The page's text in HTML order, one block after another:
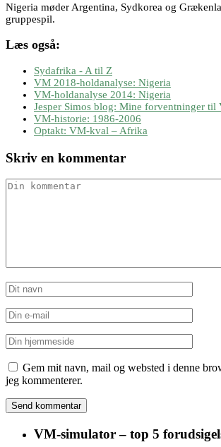
Nigeria møder Argentina, Sydkorea og
gruppespil.
Læs også:
Sydafrika - A til Z
VM 2018-holdanalyse: Nigeria
VM-holdanalyse 2014: Nigeria
Jesper Simos blog: Mine forventninger til
VM-historie: 1986-2006
Optakt: VM-kval – Afrika
Skriv en kommentar
Gem mit navn, mail og websted i denne
jeg kommenterer.
VM-simulator – top 5